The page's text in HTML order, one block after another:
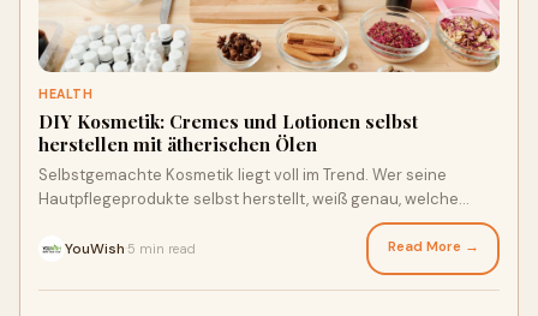
HEALTH
DIY Kosmetik: Cremes und Lotionen selbst
herstellen mit ätherischen Ölen
Selbstgemachte Kosmetik liegt voll im Trend. Wer seine
Hautpflegeprodukte selbst herstellt, weiß genau, welche
YouWish 5 min read Read More →